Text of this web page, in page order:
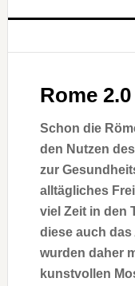
Rome
Schon die
den Nutzen
zur
alltägliches
viel Zeit in den
diese auch
wurden daher
kunstvollen